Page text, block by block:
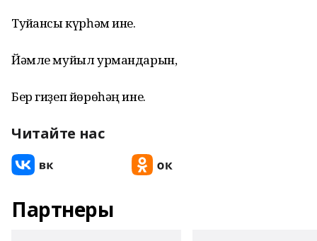
Туйғансы күрһәм ине.
Йәмле муйыл урмандарын,
Бер гиҙеп йөрөһәң ине.
Читайте нас
Партнеры